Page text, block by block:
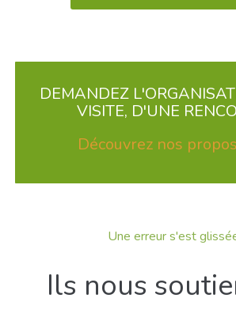
DEMANDEZ
VISITE, D'UNE
Découvrez nos
Une erreur s'est
Ils nous